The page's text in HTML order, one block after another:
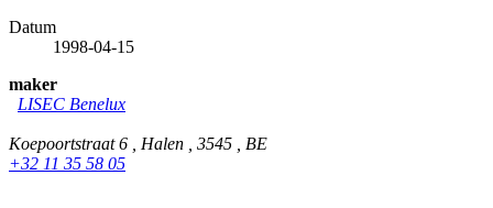
Datum
1998-04-15
maker
LISEC Benelux
Koepoortstraat 6 , Halen , 3545 , BE
+32 11 35 58 05